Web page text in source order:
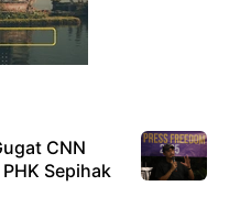
CNN
Sepihak